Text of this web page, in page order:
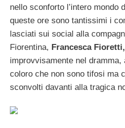
nello sconforto l’intero mondo
queste ore sono tantissimi i
lasciati sui social alla
Fiorentina, Francesca Fioretti,
improvvisamente nel dramma,
coloro che non sono tifosi ma
sconvolti davanti alla tragica